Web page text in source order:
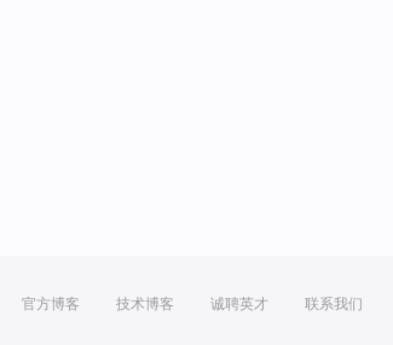
官方博客 技术博客 诚聘英才 联系我们